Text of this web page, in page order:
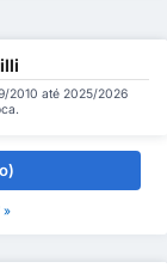
2010 até 2025/2026
»